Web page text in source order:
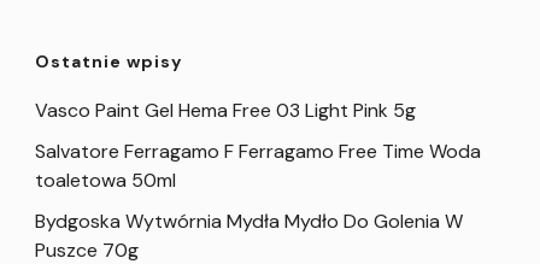
Ostatnie wpisy
Vasco Paint Gel Hema Free 03 Light Pink 5g
Salvatore Ferragamo F Ferragamo Free Time Woda
toaletowa 50ml
Bydgoska Wytwórnia Mydła Mydło Do Golenia W
Puszce 70g